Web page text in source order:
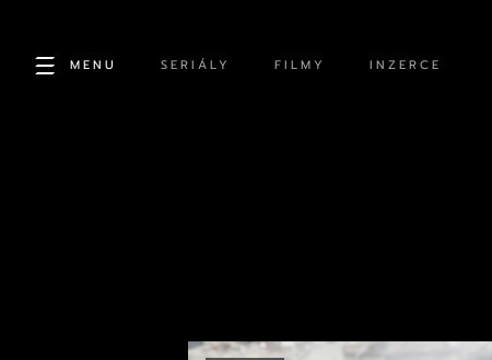
MENU SERIÁLY FILMY INZERCE